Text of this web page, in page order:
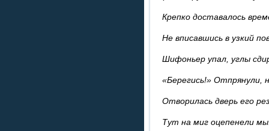
Крепко доставалось
Не вписавшись в узкий
Шифоньер упал, углы
«Берегись!» Отпрянули,
Отворилась дверь его
Тут на миг оцепенели